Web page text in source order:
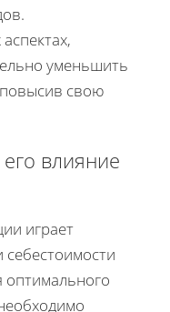
уменьшить
свою
влияние
играет
оптимального